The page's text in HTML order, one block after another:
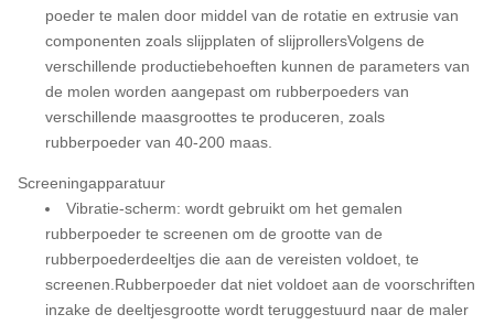
poeder te malen door middel van de rotatie en extrusie van
componenten zoals slijpplaten of slijprollersVolgens de
verschillende productiebehoeften kunnen de parameters van
de molen worden aangepast om rubberpoeders van
verschillende maasgroottes te produceren, zoals
rubberpoeder van 40-200 maas.
Screeningapparatuur
Vibratie-scherm: wordt gebruikt om het gemalen
rubberpoeder te screenen om de grootte van de
rubberpoederdeeltjes die aan de vereisten voldoet, te
screenen.Rubberpoeder dat niet voldoet aan de voorschriften
inzake de deeltjesgrootte wordt teruggestuurd naar de maler